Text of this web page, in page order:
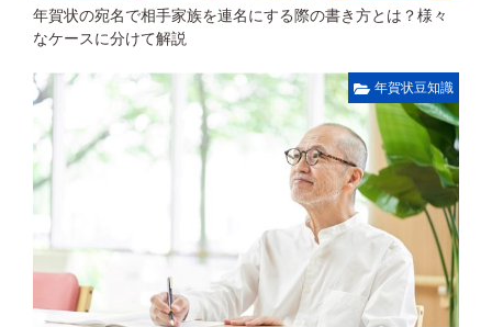
年賀状の宛名で相手家族を連名にする際の書き方とは？様々
なケースに分けて解説
年賀状豆知識